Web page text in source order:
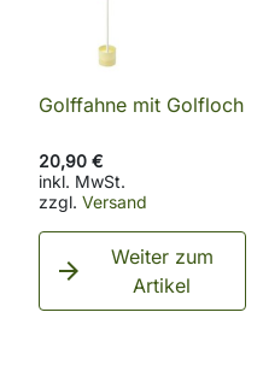
Golffahne mit Golfloch
20,90 €
inkl. MwSt.
zzgl. Versand

Weiter zum
Artikel